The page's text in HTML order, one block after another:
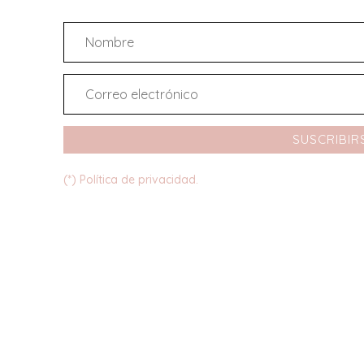
(*) Política de privacidad.